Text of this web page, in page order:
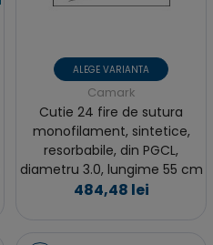
ALEGE VARIANTA
Camark
Cutie 24 fire de sutura
monofilament, sintetice,
resorbabile, din PGCL,
diametru 3.0, lungime 55 cm
484,48 lei